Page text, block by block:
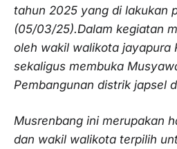
tahun 2025 yang di lakukan
(05/03/25).Dalam kegiatan
oleh wakil walikota jayapura
sekaligus membuka
Pembangunan distrik japsel
Musrenbang ini merupakan
dan wakil walikota terpilih